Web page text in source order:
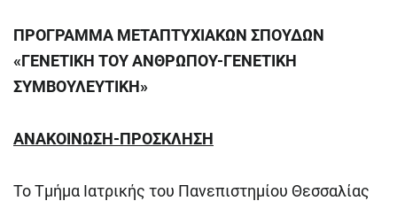
ΠΡΟΓΡΑΜΜΑ ΜΕΤΑΠΤΥΧΙΑΚΩΝ ΣΠΟΥΔΩΝ
«ΓΕΝΕΤΙΚΗ ΤΟΥ ΑΝΘΡΩΠΟΥ-ΓΕΝΕΤΙΚΗ
ΣΥΜΒΟΥΛΕΥΤΙΚΗ»
ΑΝΑΚΟΙΝΩΣΗ-ΠΡΟΣΚΛΗΣΗ
Το Τμήμα Ιατρικής του Πανεπιστημίου Θεσσαλίας